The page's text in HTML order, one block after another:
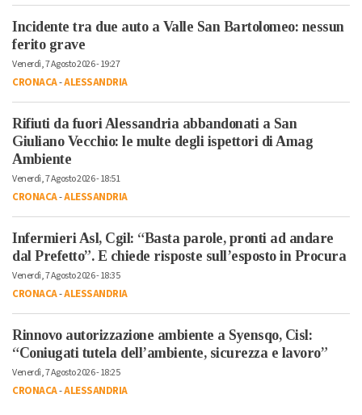
Incidente tra due auto a Valle San Bartolomeo: nessun
ferito grave
Venerdì, 7 Agosto 2026 - 19:27
CRONACA-ALESSANDRIA
Rifiuti da fuori Alessandria abbandonati a San
Giuliano Vecchio: le multe degli ispettori di Amag
Ambiente
Venerdì, 7 Agosto 2026 - 18:51
CRONACA-ALESSANDRIA
Infermieri Asl, Cgil: “Basta parole, pronti ad andare
dal Prefetto”. E chiede risposte sull’esposto in Procura
Venerdì, 7 Agosto 2026 - 18:35
CRONACA-ALESSANDRIA
Rinnovo autorizzazione ambiente a Syensqo, Cisl:
“Coniugati tutela dell’ambiente, sicurezza e lavoro”
Venerdì, 7 Agosto 2026 - 18:25
CRONACA-ALESSANDRIA